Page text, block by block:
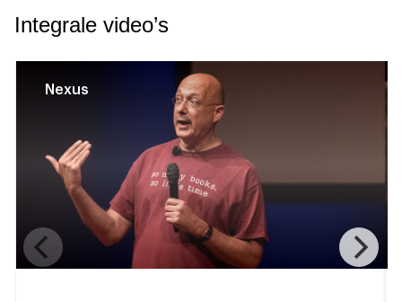
Integrale video’s
Nexus